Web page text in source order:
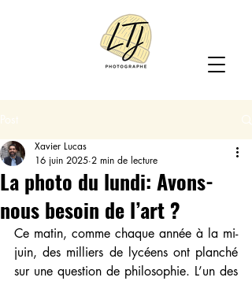
La photo du lundi: Avons-
nous besoin de l’art ?
Xavier Lucas
16 juin 2025 2 min de lecture
Ce matin, comme chaque année à la mi-
juin, des milliers de lycéens ont planché
sur une question de philosophie. L’un des